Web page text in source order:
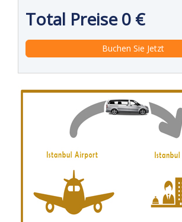
Total Preise0 €